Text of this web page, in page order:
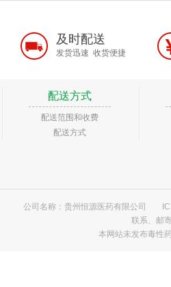
二类器械.6858医 二类器械.6863口
医疗器械二类 卫生保健品
消毒类用品
及时配送
发货迅速 收货便捷
配送方式
配送范围和收费
配送方式
公司名称：贵州恒源医药有限公司
联系、邮
本网站未发布毒性